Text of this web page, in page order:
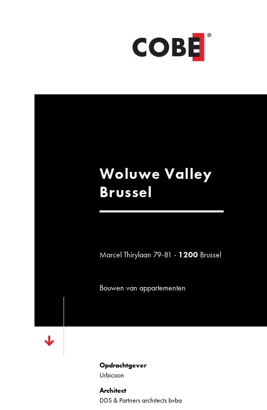
Woluwe Valley
Brussel
Marcel Thirylaan 79-81 - 1200Brussel
Bouwen van appartementen
Opdrachtgever
Urbicoon
Architect
DDS & Partners architects bvba